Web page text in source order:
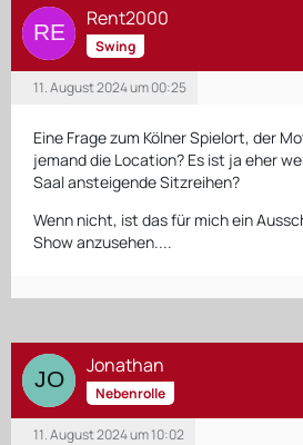
Rent2000
Swing
11. August 2024 um 00:25
Eine Frage zum Kölner Spielort, der
jemand die Location? Es ist ja eher
Saal ansteigende Sitzreihen?
Wenn nicht, ist das für mich ein
Show anzusehen....
Jonathan
Nebenrolle
11. August 2024 um 10:02